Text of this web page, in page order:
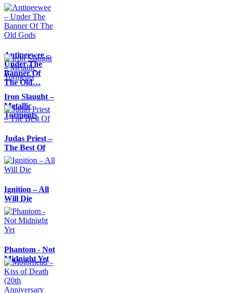
Antipeewee –
Under The
Banner Of
The Old…
Iron Slaught –
Metallic
Torments
Judas Priest –
The Best Of
Ignition – All
Will Die
Phantom - Not
Midnight Yet